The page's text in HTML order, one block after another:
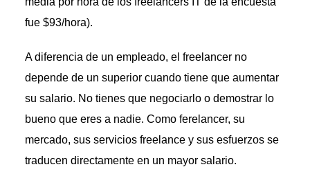
fue $93/hora).
A diferencia de un empleado, el freelancer no
depende de un superior cuando tiene que aumentar
su salario. No tienes que negociarlo o demostrar lo
bueno que eres a nadie. Como ferelancer, su
mercado, sus servicios freelance y sus esfuerzos se
traducen directamente en un mayor salario.